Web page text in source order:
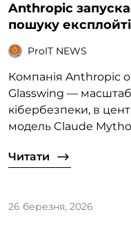
Anthropic
пошуку
ProIT NEWS
Компанія Anthropic
Glasswing —
кібербезпеки, в
модель Claude
Читати
26 березня, 2026